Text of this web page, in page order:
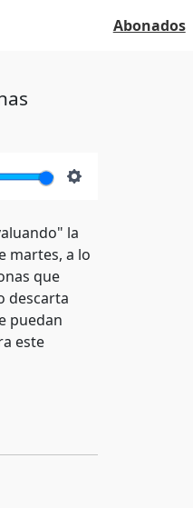
Abonados
la
martes, a lo
que
descarta
puedan
este